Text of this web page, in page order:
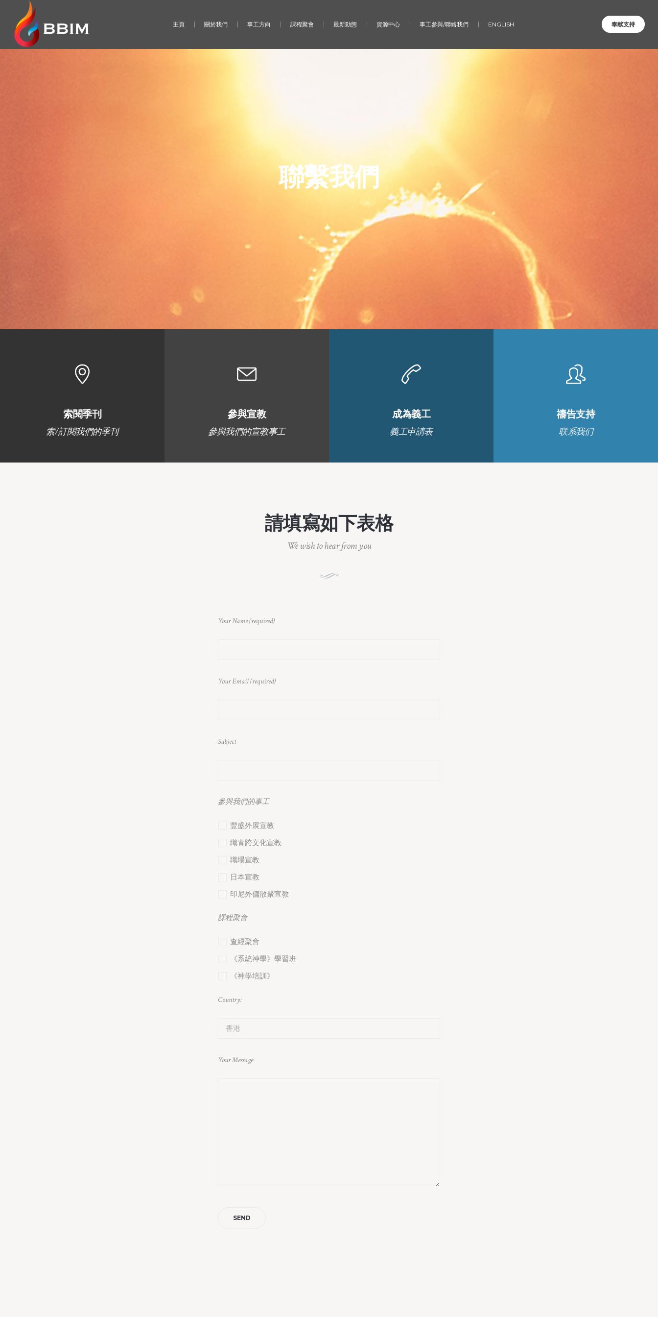
奉献支持
主頁 關於我們 事工方向 課程聚會 最新動態 資源中心 事工參與/聯絡我們 ENGLISH
聯繫我們
索閱季刊
索/訂閱我們的季刊
參與宣教
參與我們的宣教事工
成為義工
義工申請表
禱告支持
联系我们
請填寫如下表格
We wish to hear from you
Your Name (required)
Your Email (required)
Subject
參與我們的事工
豐盛外展宣教
職青跨文化宣教
職場宣教
日本宣教
印尼外傭散聚宣教
課程聚會
查經聚會
《系統神學》學習班
《神學培訓》
Country:
Your Message